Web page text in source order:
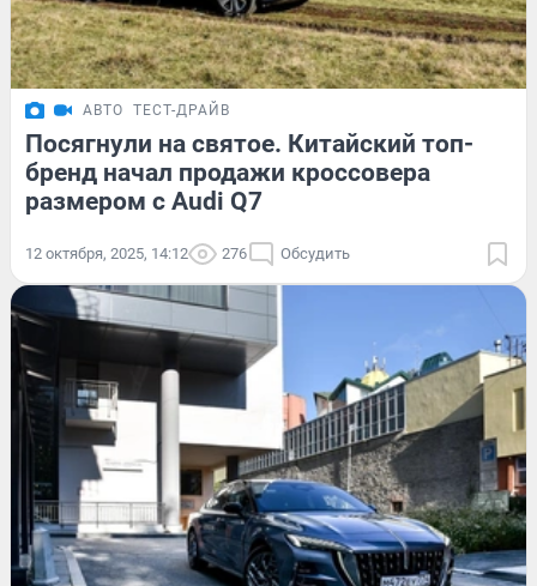
АВТО ТЕСТ-ДРАЙВ
Посягнули на святое. Китайский топ-
бренд начал продажи кроссовера
размером с Audi Q7
12 октября, 2025, 14:12 276 Обсудить